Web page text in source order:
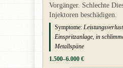
Vorgänger. Schlechte
Injektoren beschädigen.
Symptome:
Einspritzanlage, in
Metallspäne
1.500–6.000 €